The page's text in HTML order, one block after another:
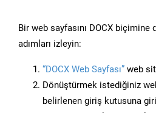
Bir web sayfasını DOCX
adımları izleyin:
“DOCX Web Sayfası” web
Dönüştürmek istediğiniz
belirlenen giriş kutusuna